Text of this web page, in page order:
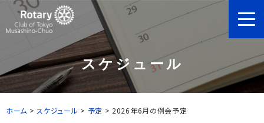
スケジュール
ホーム > スケジュール > 予定 > 2026年6月の例会予定